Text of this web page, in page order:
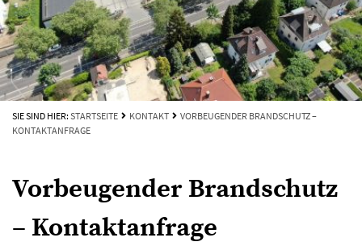
SIE SIND HIER: STARTSEITE KONTAKT
VORBEUGENDER BRANDSCHUTZ –
KONTAKTANFRAGE
Vorbeugender Brandschutz
– Kontaktanfrage